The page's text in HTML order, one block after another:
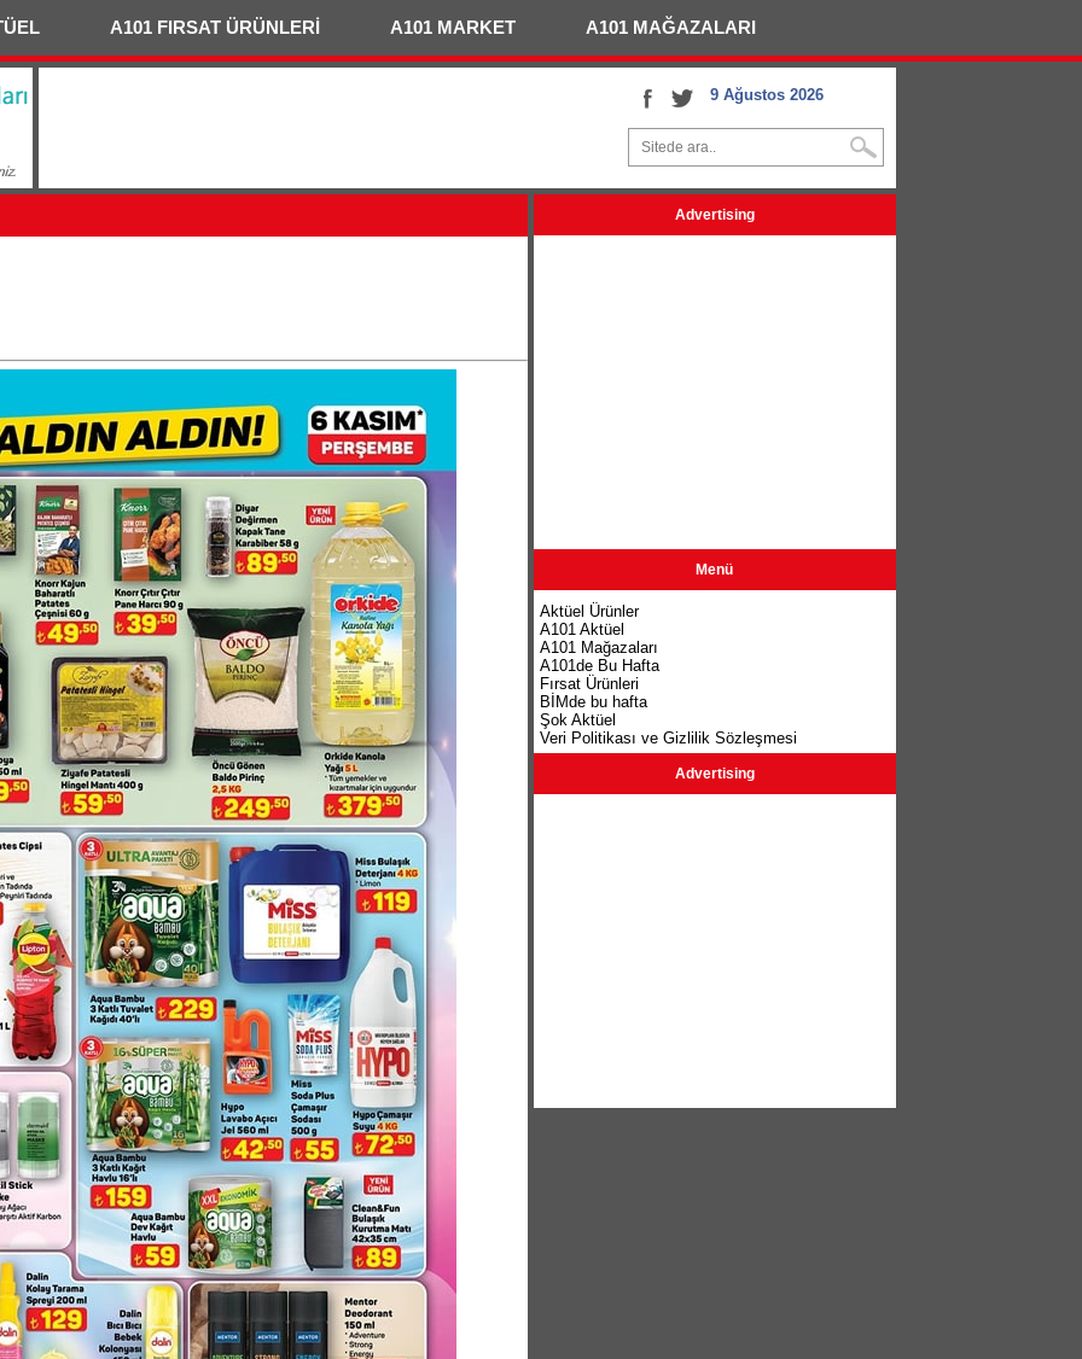
A101 FIRSAT ÜRÜNLERİ A101 MARKET A101 MAĞAZALARI
9 Ağustos 2026
Advertising
Menü
Aktüel Ürünler
A101 Aktüel
A101 Mağazaları
A101de Bu Hafta
Fırsat Ürünleri
BİMde bu hafta
Şok Aktüel
Veri Politikası ve Gizlilik Sözleşmesi
Advertising